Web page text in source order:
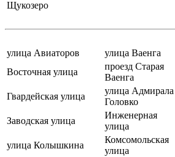
Щукозеро
улица Авиаторов улица Ваенга
Восточная улица
проезд Старая
Ваенга
Гвардейская улица
улица Адмирала
Головко
Заводская улица
Инженерная
улица
улица Колышкина
Комсомольская
улица